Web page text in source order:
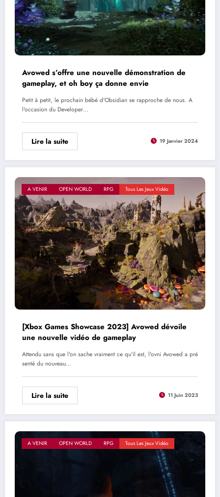
Avowed s’offre une nouvelle démonstration de
gameplay, et oh boy ça donne envie
Petit à petit, le prochain bébé d'Obsidian se rapproche de nous. A
l'occasion du Developer…
Lire la suite 19 Janvier 2024
A VENIR OPEN WORLD RPG Tous Les Jeux Vidéo
[Xbox Games Showcase 2023] Avowed dévoile
une nouvelle vidéo de gameplay
Attendu sans que l'on sache vraiment ce qu'il est, l'ovni Avowed a pré
senté du nouveau…
Lire la suite 11 Juin 2023
A VENIR OPEN WORLD RPG Tous Les Jeux Vidéo